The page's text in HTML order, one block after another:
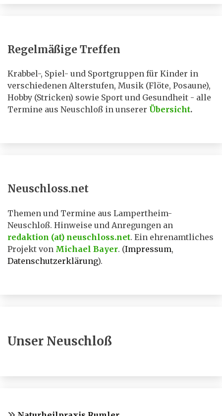
Regelmäßige Treffen
Krabbel-, Spiel- und Sportgruppen für Kinder in
verschiedenen Alterstufen, Musik (Flöte, Posaune),
Hobby (Stricken) sowie Sport und Gesundheit - alle
Termine aus Neuschloß in unserer Übersicht.
Neuschloss.net
Themen und Termine aus Lampertheim-
Neuschloß. Hinweise und Anregungen an
redaktion (at) neuschloss.net. Ein ehrenamtliches
Projekt von Michael Bayer. (Impressum,
Datenschutzerklärung).
Unser Neuschloß